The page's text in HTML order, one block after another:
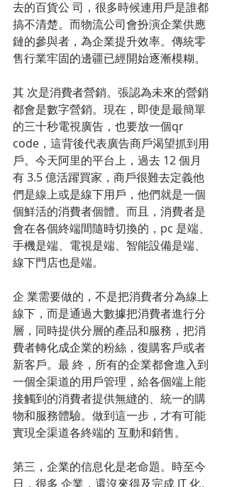
去的百貨公 司，很多時候連用戶是誰都
搞不清楚。而物流公司會扮演企業供應
鏈的參與者，為企業提升效率。傳統零
售行業牢固的邊疆已經開始逐漸模糊。
其 次是消費者營銷。張認為未來的營銷
都會是數字營銷。現在，即使是最簡單
的三十秒電視廣告，也要放一個qr
code，這背後代表廣告商戶渴望抓到用
戶。今天阿里的平台上，過去 12 個月
有 3.5 億活躍買家，商戶很難去定義他
們是線上或是線下用戶，他們就是一個
個鮮活的消費者個體。而且，消費者是
會在各個終端間隨時切換的，pc 是端、
手機是端、電視是端、智能設備是端、
線下門店也是端。
企 業需要做的，不是把消費者分為線上
線下，而是通過大數據把消費者進行分
層，同時提供分層的產品和服務，把消
費者轉化成企業的粉絲，復購客戶或者
新客戶。最 終，所有的企業都會進入到
一個全渠道的用戶管理，給各個端上能
接觸到的消費者提供無縫的、統一的購
物和服務體驗。做到這一步，才有可能
實現全渠道各終端的 互動和銷售。
第三，企業的信息化是老命題。時至今
日，很多 企業，還沒來得及完成 IT 化。